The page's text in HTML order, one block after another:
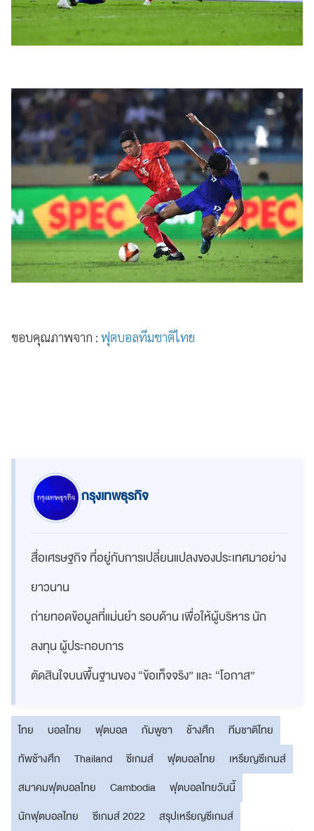
ขอบคุณภาพจาก : ฟุตบอลทีมชาติไทย
กรุงเทพธุรกิจ
สื่อเศรษฐกิจ ที่อยู่กับการเปลี่ยนแปลงของประเทศมาอย่าง
ยาวนาน
ถ่ายทอดข้อมูลที่แม่นยำ รอบด้าน เพื่อให้ผู้บริหาร นัก
ลงทุน ผู้ประกอบการ
ตัดสินใจบนพื้นฐานของ “ข้อเท็จจริง” และ “โอกาส”
ไทย บอลไทย ฟุตบอล กัมพูชา ช้างศึก
ทีมชาติไทย
ทัพช้างศึก
Thailand ซีเกมส์ ฟุตบอลไทย
เหรียญซีเกมส์
สมาคมฟุตบอลไทย
Cambodia
ฟุตบอลไทยวันนี้
นักฟุตบอลไทย
ซีเกมส์ 2022
สรุปเหรียญซีเกมส์